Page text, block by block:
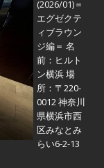
(2026/01)＝
エグゼクテ
ィブラウン
ジ編＝ 名
前：ヒルト
ン横浜 場
所：〒220-
0012 神奈川
県横浜市西
区みなとみ
らい6-2-13